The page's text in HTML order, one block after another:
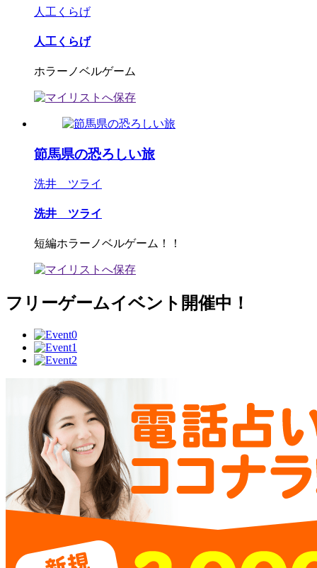
人工くらげ
人工くらげ
ホラーノベルゲーム
節馬県の恐ろしい旅
洗井 ツライ
洗井 ツライ
短編ホラーノベルゲーム！！
フリーゲームイベント開催中！